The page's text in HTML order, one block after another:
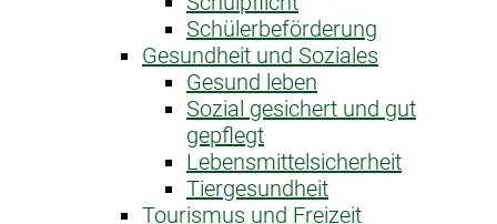
Schülerbeförderung
Gesundheit und Soziales
Gesund leben
Sozial gesichert und gut
gepflegt
Lebensmittelsicherheit
Tiergesundheit
Tourismus und Freizeit